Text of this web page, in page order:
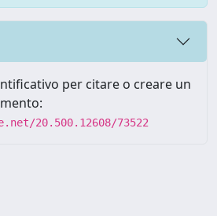
per citare o creare un
20.500.12608/73522